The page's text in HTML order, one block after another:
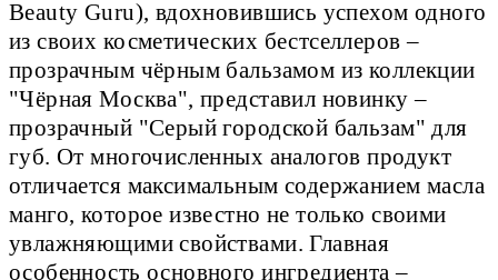
Beauty Guru), вдохновившись успехом одного
из своих косметических бестселлеров –
прозрачным чёрным бальзамом из коллекции
"Чёрная Москвa", представил новинку –
прозрачный "Серый городской бальзам" для
губ. От многочисленных аналогов продукт
отличается максимальным содержанием масла
манго, которое известно не только своими
увлажняющими свойствами. Главная
особенность основного ингредиента –